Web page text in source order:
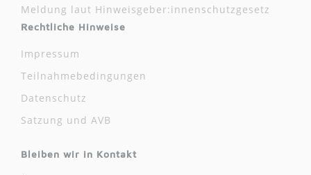
Meldung laut Hinweisgeber:innenschutzgesetz
Rechtliche Hinweise
Impressum
Teilnahmebedingungen
Datenschutz
Satzung und AVB
Bleiben wir in Kontakt